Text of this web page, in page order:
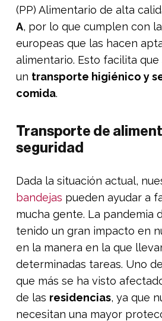
(PP) Alimentario de alta
A, por lo que cumplen con
europeas que las hacen
alimentario. Esto facilita
un transporte higiénico y
comida.
Transporte de
seguridad
Dada la situación actual,
bandejas pueden ayudar a
mucha gente. La pandemia
tenido un gran impacto en
en la manera en la que
determinadas tareas. Uno
que más se ha visto
de las residencias, ya que
necesitan una mayor